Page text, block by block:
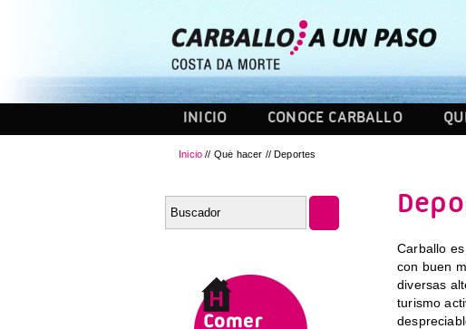
INICIO CONOCE CARBALLO
Inicio // Qué hacer // Deportes
Carballo
con buen
diversas
turismo